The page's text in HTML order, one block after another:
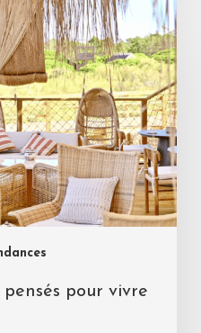
pour vivre